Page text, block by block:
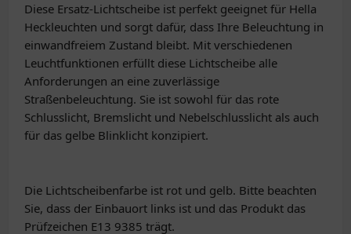
Diese Ersatz-Lichtscheibe ist perfekt geeignet für Hella
Heckleuchten und sorgt dafür, dass Ihre Beleuchtung in
einwandfreiem Zustand bleibt. Mit verschiedenen
Leuchtfunktionen erfüllt diese Lichtscheibe alle
Anforderungen an eine zuverlässige
Straßenbeleuchtung. Sie ist sowohl für das rote
Schlusslicht, Bremslicht und Nebelschlusslicht als auch
für das gelbe Blinklicht konzipiert.
Die Lichtscheibenfarbe ist rot und gelb. Bitte beachten
Sie, dass der Einbauort links ist und das Produkt das
Prüfzeichen E13 9385 trägt.